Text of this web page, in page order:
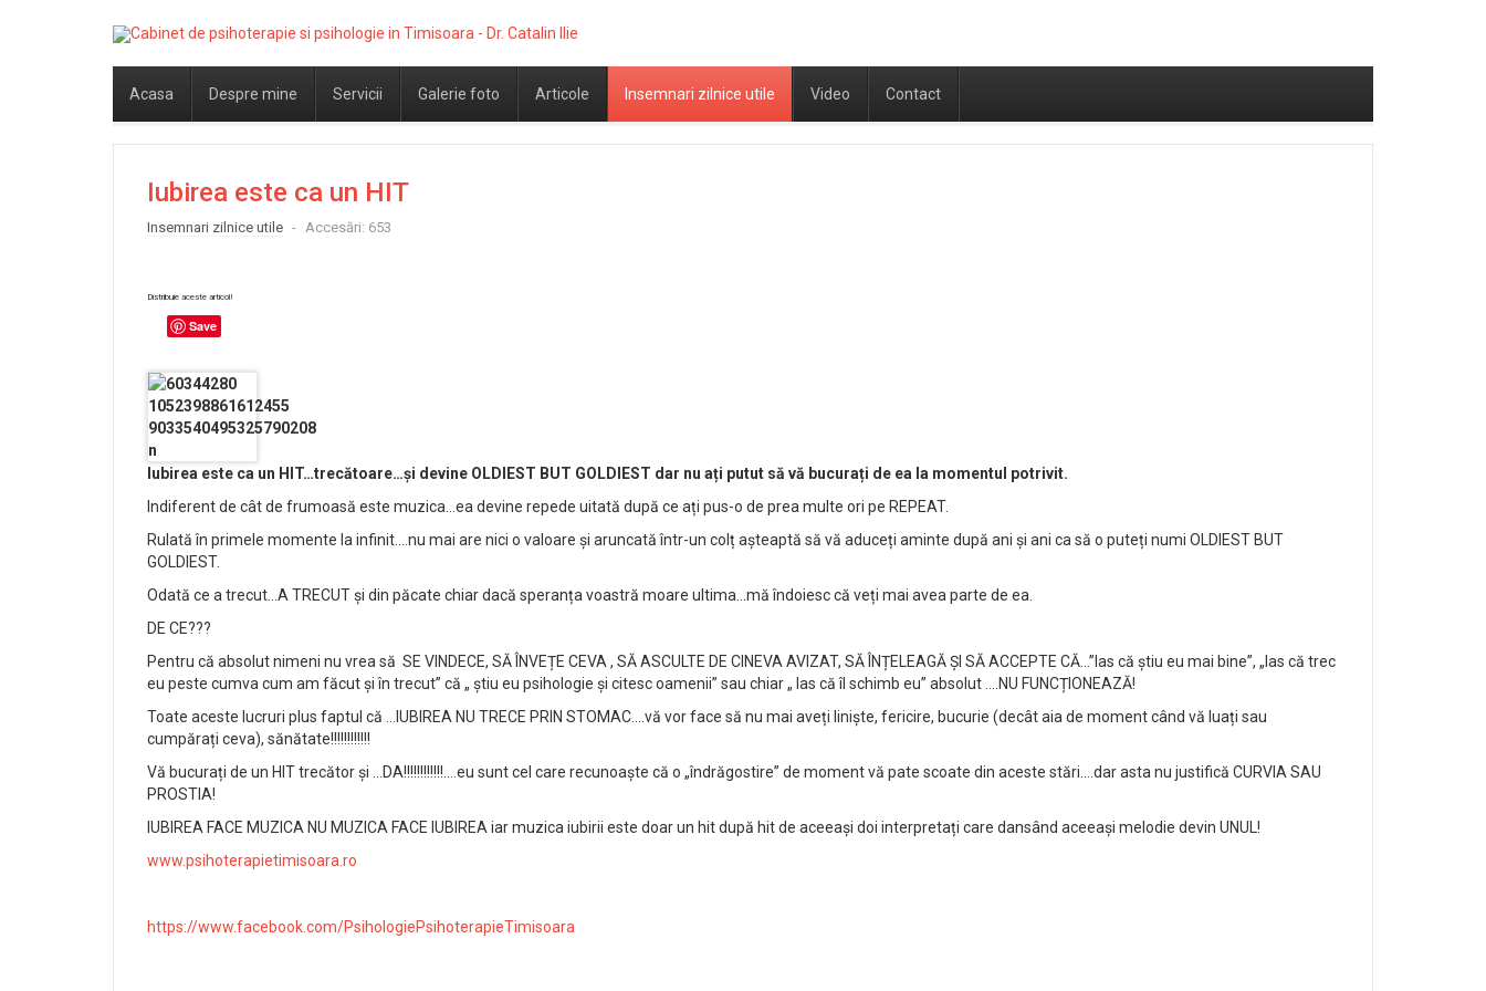
Acasa Despre mine Servicii Galerie foto Articole Insemnari zilnice utile Video Contact
Iubirea este ca un HIT
Insemnari zilnice utile Accesări: 653
Distribuie aceste articol!
Save
Iubirea este ca un HIT…trecătoare…și devine OLDIEST BUT GOLDIEST dar nu ați putut să vă bucurați de ea la momentul potrivit.
Indiferent de cât de frumoasă este muzica…ea devine repede uitată după ce ați pus-o de prea multe ori pe REPEAT.
Rulată în primele momente la infinit….nu mai are nici o valoare și aruncată într-un colț așteaptă să vă aduceți aminte după ani și ani ca să o puteți numi OLDIEST BUT
GOLDIEST.
Odată ce a trecut…A TRECUT și din păcate chiar dacă speranța voastră moare ultima…mă îndoiesc că veți mai avea parte de ea.
DE CE???
Pentru că absolut nimeni nu vrea să SE VINDECE, SĂ ÎNVEȚE CEVA , SĂ ASCULTE DE CINEVA AVIZAT, SĂ ÎNȚELEAGĂ ȘI SĂ ACCEPTE CĂ…”las că știu eu mai bine”, „las că trec
eu peste cumva cum am făcut și în trecut” că „ știu eu psihologie și citesc oamenii” sau chiar „ las că îl schimb eu” absolut ….NU FUNCȚIONEAZĂ!
Toate aceste lucruri plus faptul că …IUBIREA NU TRECE PRIN STOMAC….vă vor face să nu mai aveți liniște, fericire, bucurie (decât aia de moment când vă luați sau
cumpărați ceva), sănătate!!!!!!!!!!!!
Vă bucurați de un HIT trecător și …DA!!!!!!!!!!!!….eu sunt cel care recunoaște că o „îndrăgostire” de moment vă pate scoate din aceste stări….dar asta nu justifică CURVIA SAU
PROSTIA!
IUBIREA FACE MUZICA NU MUZICA FACE IUBIREA iar muzica iubirii este doar un hit după hit de aceeași doi interpretați care dansând aceeași melodie devin UNUL!
www.psihoterapietimisoara.ro
https://www.facebook.com/PsihologiePsihoterapieTimisoara